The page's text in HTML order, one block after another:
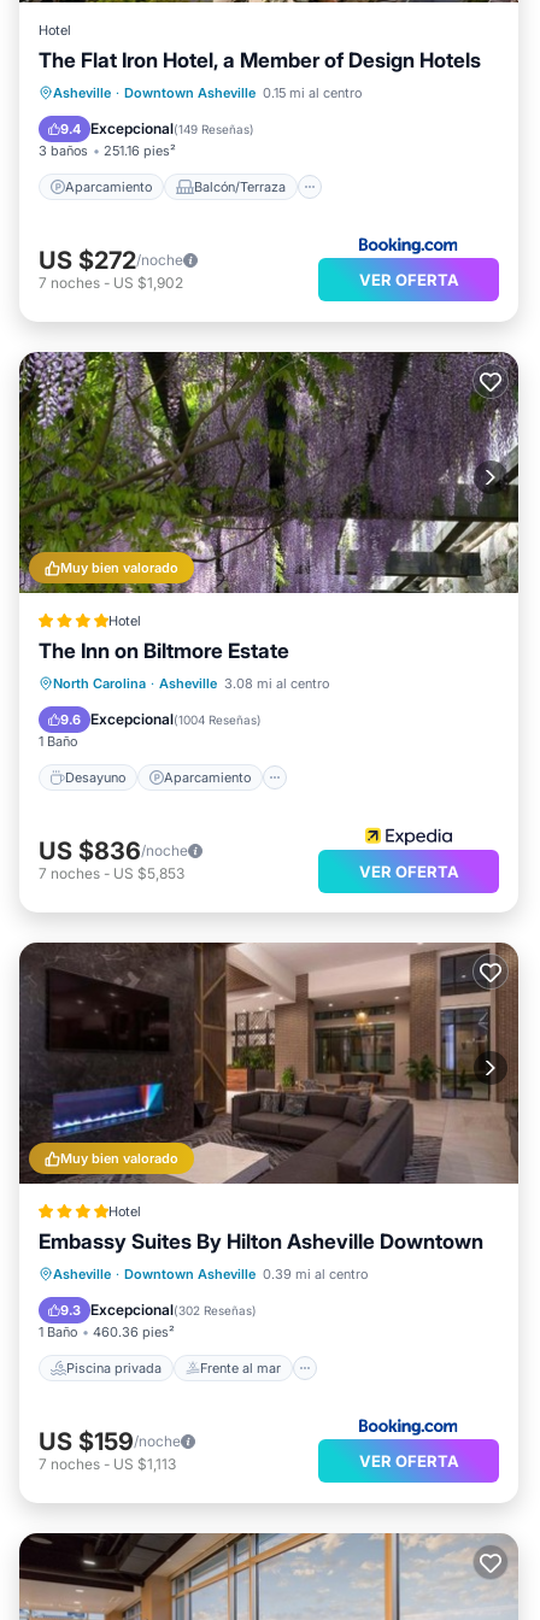
Hotel
The Flat Iron Hotel, a Member of Design Hotels
Asheville · Downtown Asheville 0.15 mi al centro
9.4 Excepcional(149 Reseñas)
3 baños 251.16 pies²
Aparcamiento Balcón/Terraza
Aparcamiento
Balcón/Terraza
Cocina
Aire acondicionado
US $272/noche
7 noches - US $1,902 VER OFERTA
Muy bien valorado
Hotel
The Inn on Biltmore Estate
North Carolina · Asheville 3.08 mi al centro
9.6 Excepcional(1004 Reseñas)
1 Baño
Desayuno Aparcamiento
Desayuno Aparcamiento
Spa
US $836/noche
7 noches - US $5,853 VER OFERTA
Muy bien valorado
Hotel
Embassy Suites By Hilton Asheville Downtown
Asheville · Downtown Asheville 0.39 mi al centro
9.3 Excepcional(302 Reseñas)
1 Baño 460.36 pies²
Piscina privada Frente al mar
Piscina privada
Frente al mar
Desayuno
Aparcamiento
US $159/noche
7 noches - US $1,113 VER OFERTA